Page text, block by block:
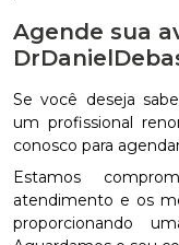
Agende sua
Se você deseja
um profissional
conosco para
Estamos
atendimento e os
proporcionando